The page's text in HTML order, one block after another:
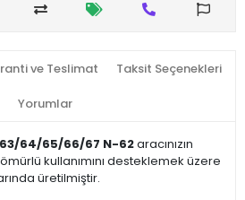
ve Teslimat Taksit Seçenekleri
Yorumlar
63/64/65/66/67 N-62aracınızın
kullanımını desteklemek üzere
üretilmiştir.